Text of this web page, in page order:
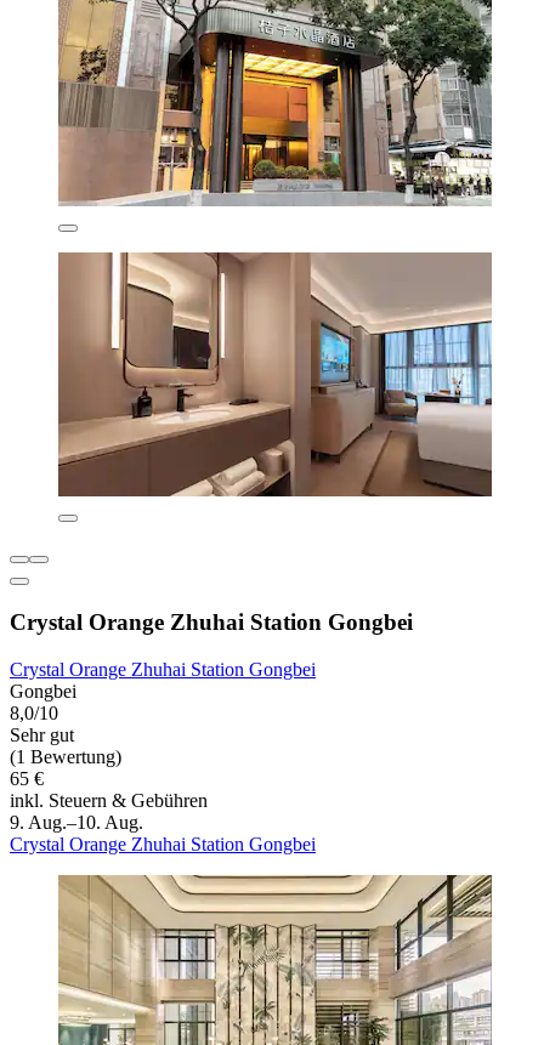
Crystal Orange Zhuhai Station Gongbei
Crystal Orange Zhuhai Station Gongbei
Gongbei
8,0/10
Sehr gut
(1 Bewertung)
65 €
inkl. Steuern & Gebühren
9. Aug.–10. Aug.
Crystal Orange Zhuhai Station Gongbei